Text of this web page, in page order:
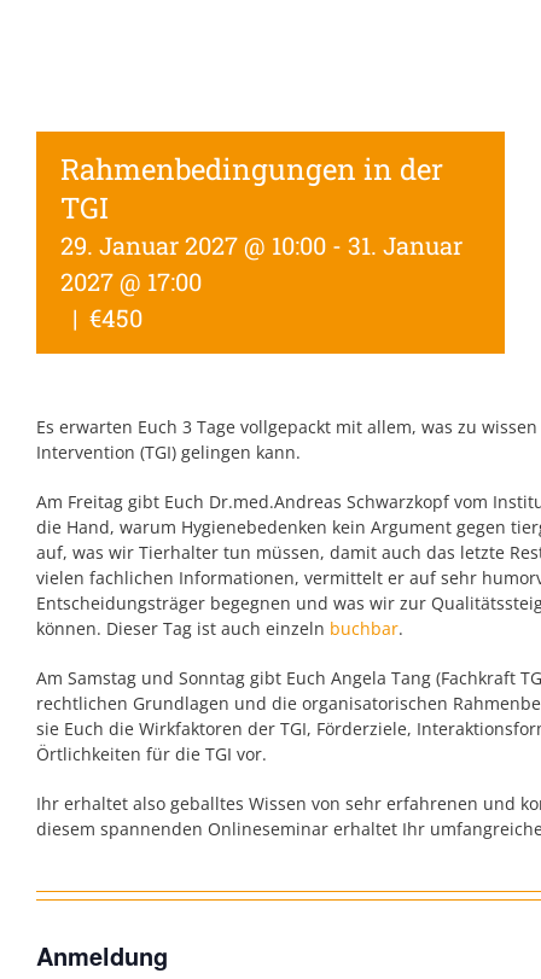
Rahmenbedingungen in der
TGI
29. Januar 2027 @ 10:00 - 31. Januar
2027 @ 17:00
| €450
Es erwarten Euch 3 Tage vollgepackt mit allem, was zu
Intervention (TGI) gelingen kann.
Am Freitag gibt Euch Dr.med.Andreas Schwarzkopf vom
die Hand, warum Hygienebedenken kein Argument gegen
auf, was wir Tierhalter tun müssen, damit auch das letzte
vielen fachlichen Informationen, vermittelt er auf sehr
Entscheidungsträger begegnen und was wir zur
können. Dieser Tag ist auch einzeln buchbar.
Am Samstag und Sonntag gibt Euch Angela Tang (Fachkraft
rechtlichen Grundlagen und die organisatorischen
sie Euch die Wirkfaktoren der TGI, Förderziele,
Örtlichkeiten für die TGI vor.
Ihr erhaltet also geballtes Wissen von sehr erfahrenen und
diesem spannenden Onlineseminar erhaltet Ihr
Anmeldung